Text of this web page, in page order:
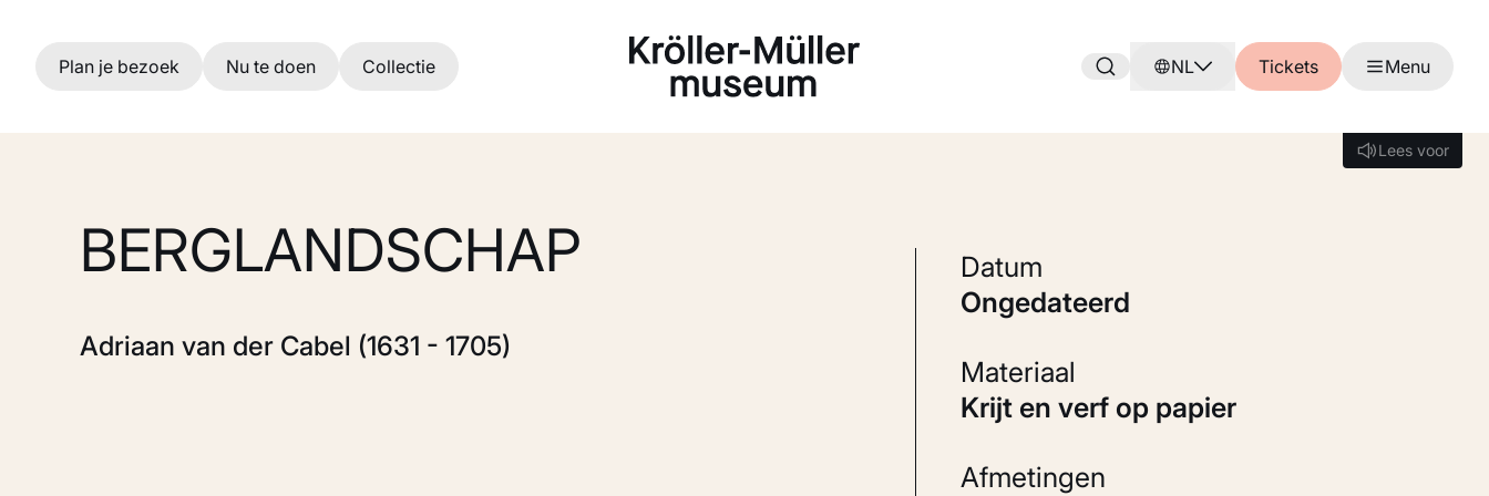
Ga naar hoofdinhoud
Plan je bezoek Nu te doen Collectie NL Tickets Menu
Lees voor
Lees voor
BERGLANDSCHAP
Adriaan van der Cabel (1631 - 1705)
Datum
ongedateerd
Materiaal
Krijt en verf op papier
Afmetingen